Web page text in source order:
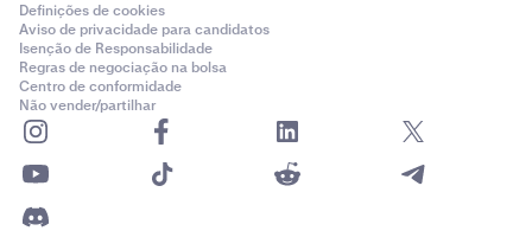
Definições de cookies
Aviso de privacidade para candidatos
Isenção de Responsabilidade
Regras de negociação na bolsa
Centro de conformidade
Não vender/partilhar